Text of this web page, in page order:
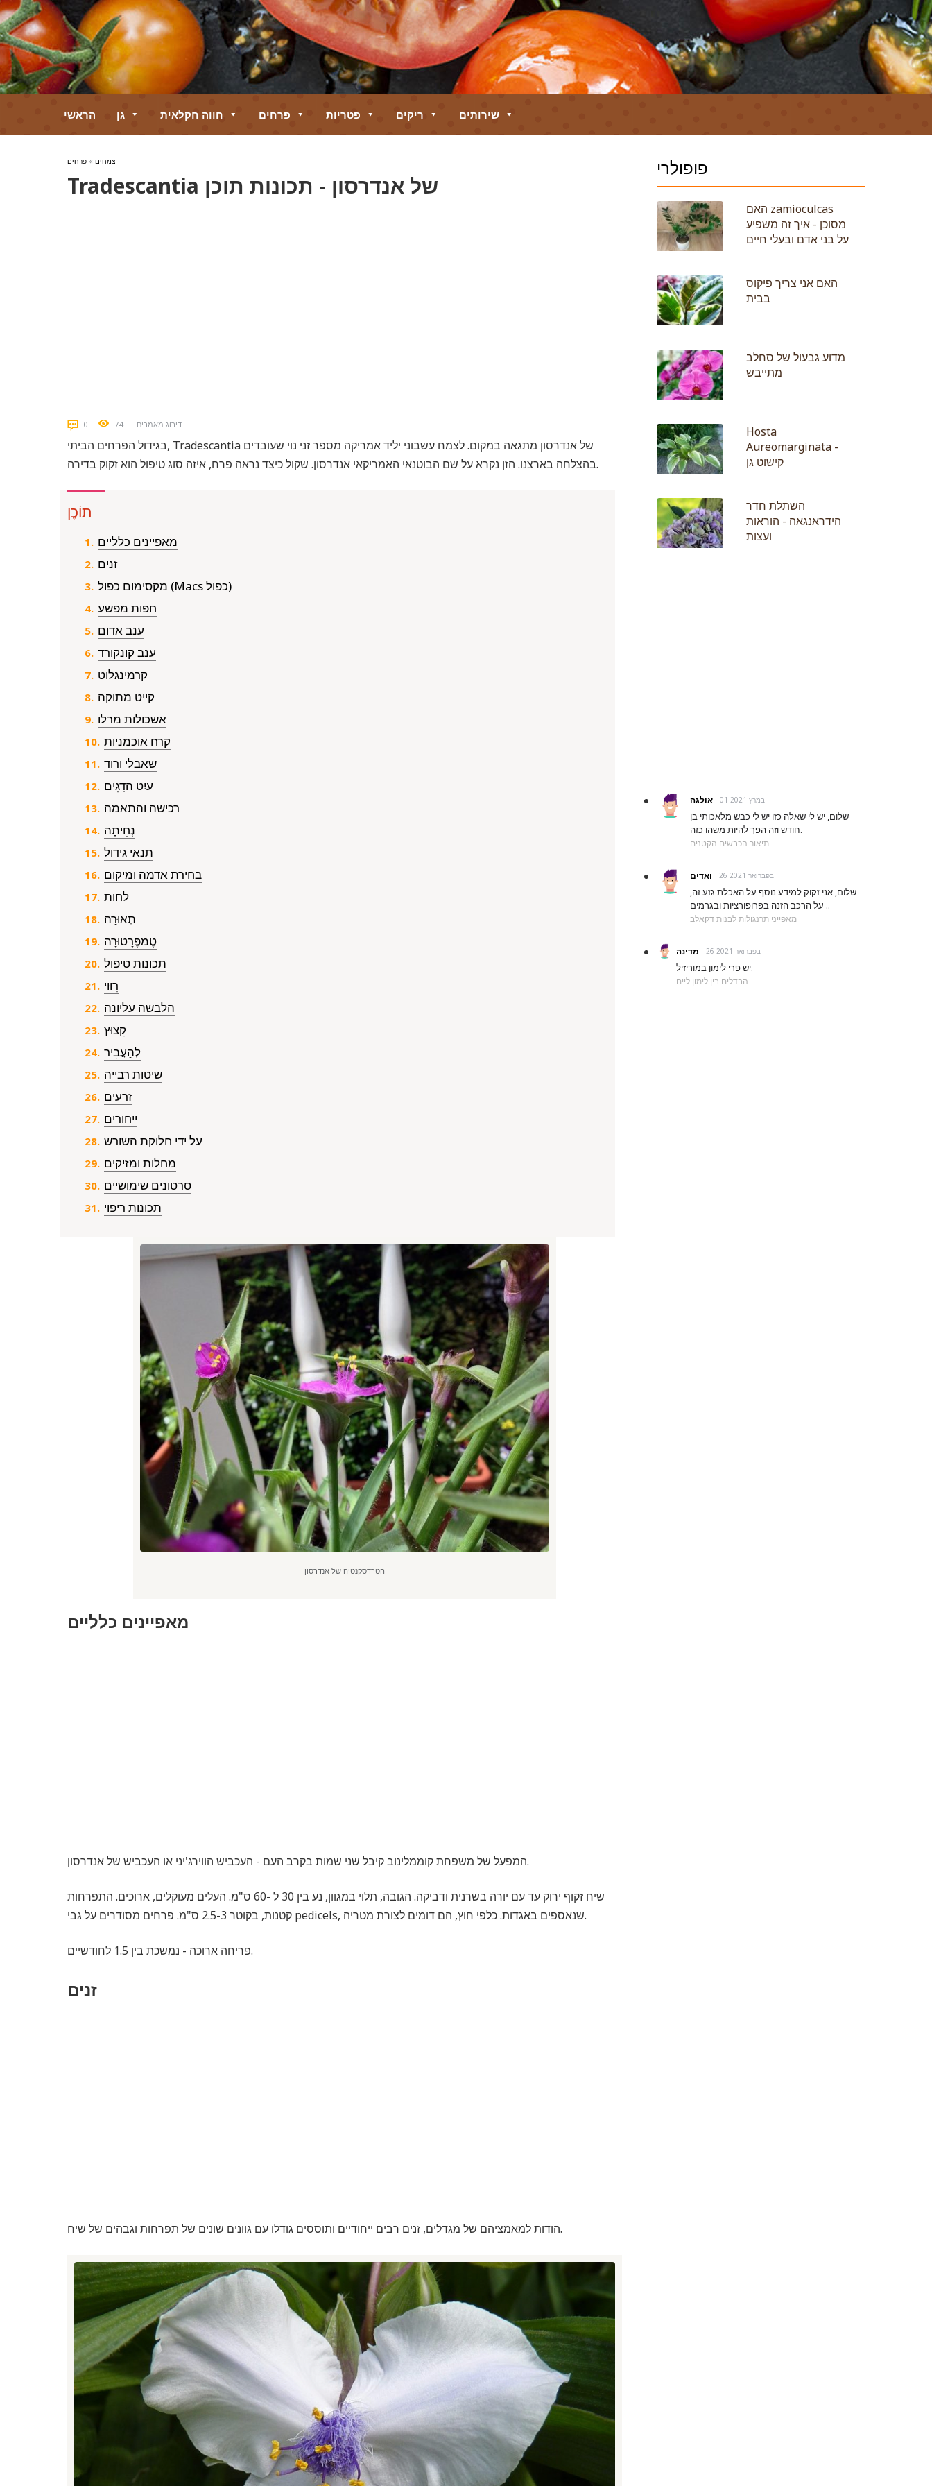
הראשי גן חווה חקלאית פרחים פטריות ריקים שירותים
צמחים » פרחים
Tradescantia של אנדרסון - תכונות תוכן
0 74 דירוג מאמרים
בגידול הפרחים הביתי, Tradescantia של אנדרסון מתגאה במקום. לצמח עשבוני יליד אמריקה מספר זני נוי שעובדים
בהצלחה בארצנו. הזן נקרא על שם הבוטנאי האמריקאי אנדרסון. שקול כיצד נראה פרח, איזה סוג טיפול הוא זקוק בדירה.
תוֹכֶן
מאפיינים כלליים
זנים
מקסימום כפול (Macs כפול)
חפות מפשע
ענב אדום
ענב קונקורד
קרמינגלוט
קייט מתוקה
אשכולות מרלו
קרח אוכמניות
שאבלי ורוד
עַיִט הַדָגִים
רכישה והתאמה
נְחִיתָה
תנאי גידול
בחירת אדמה ומיקום
לחות
תְאוּרָה
טֶמפֶּרָטוּרָה
תכונות טיפול
רִוּוּי
הלבשה עליונה
קִצוּץ
לְהַעֲבִיר
שיטות רבייה
זרעים
ייחורים
על ידי חלוקת השורש
מחלות ומזיקים
סרטונים שימושיים
תכונות ריפוי
הטרדסקנטיה של אנדרסון
מאפיינים כלליים
המפעל של משפחת קוממלינוב קיבל שני שמות בקרב העם - העכביש הווירג'יני או העכביש של אנדרסון.
שיח זקוף ירוק עד עם יורה בשרנית ודביקה. הגובה, תלוי במגוון, נע בין 30 ל -60 ס"מ. העלים מעוקלים, ארוכים. התפרחות
קטנות, בקוטר 2.5-3 ס"מ. פרחים מסודרים על גבי pedicels, שנאספים באגדות. כלפי חוץ, הם דומים לצורת מטריה.
פריחה ארוכה - נמשכת בין 1.5 לחודשיים.
זנים
הודות למאמציהם של מגדלים, זנים רבים ייחודיים ותוססים גודלו עם גוונים שונים של תפרחות וגבהים של שיח.
פופולרי
האם zamioculcas
מסוכן - איך זה משפיע
על בני אדם ובעלי חיים
האם אני צריך פיקוס
בבית
מדוע גבעול של סחלב
מתייבש
Hosta
Aureomarginata -
קישוט גן
השתלת חדר
הידראנגאה - הוראות
ועצות
אולגה 01 במרץ 2021
שלום, יש לי שאלה כזו יש לי כבש מלאכותי בן
חודש וזה הפך להיות משהו כזה.
תיאור הכבשים הקטנים
ואדים 26 בפברואר 2021
שלום, אני זקוק למידע נוסף על האכלת גזע זה,
על הרכב הזנה בפרופורציות ובגרמים ..
מאפייני תרנגולות לבנות דקאלב
מדינה 26 בפברואר 2021
יש פרי לימון במוריזיל.
הבדלים בין לימון ליים